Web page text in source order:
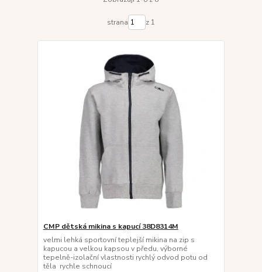
strana z 1
CMP dětská mikina s kapucí 38D8314M
velmi lehká sportovní teplejší mikina na zip s
kapucou a velkou kapsou v předu, výborné
tepelně-izolační vlastnosti rychlý odvod potu od
těla rychle schnoucí